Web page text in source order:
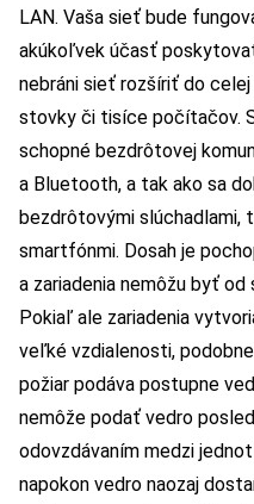
LAN. Vaša sieť bude
akúkoľvek účasť
nebráni sieť rozšíriť do
stovky či tisíce počítačov.
schopné bezdrôtovej
a Bluetooth, a tak ako sa
bezdrôtovými slúchadlami,
smartfónmi. Dosah je
a zariadenia nemôžu byť
Pokiaľ ale zariadenia
veľké vzdialenosti,
požiar podáva postupne
nemôže podať vedro
odovzdávaním medzi
napokon vedro naozaj